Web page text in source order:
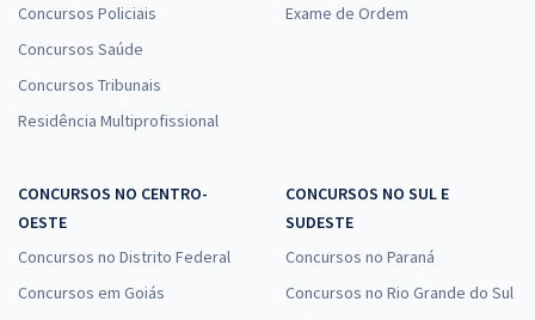
Concursos Policiais
Concursos Saúde
Concursos Tribunais
Residência Multiprofissional
Exame de Ordem
CONCURSOS NO CENTRO-
OESTE
Concursos no Distrito Federal
Concursos em Goiás
CONCURSOS NO SUL E
SUDESTE
Concursos no Paraná
Concursos no Rio Grande do Sul